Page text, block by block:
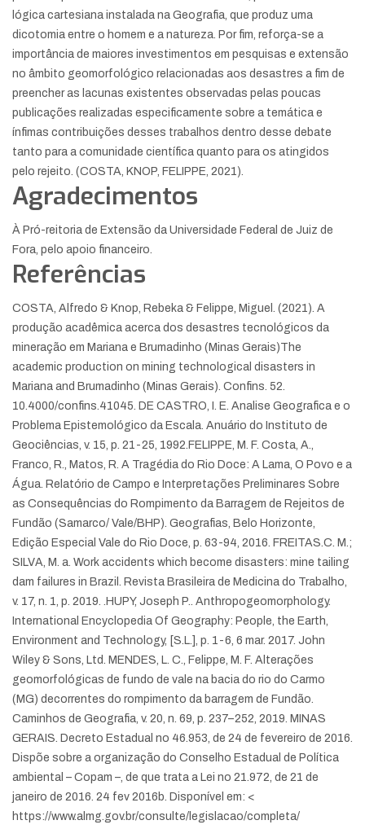
lógica cartesiana instalada na Geografia, que produz uma
dicotomia entre o homem e a natureza. Por fim, reforça-se a
importância de maiores investimentos em pesquisas e extensão
no âmbito geomorfológico relacionadas aos desastres a fim de
preencher as lacunas existentes observadas pelas poucas
publicações realizadas especificamente sobre a temática e
ínfimas contribuições desses trabalhos dentro desse debate
tanto para a comunidade científica quanto para os atingidos
pelo rejeito. (COSTA, KNOP, FELIPPE, 2021).
Agradecimentos
À Pró-reitoria de Extensão da Universidade Federal de Juiz de
Fora, pelo apoio financeiro.
Referências
COSTA, Alfredo & Knop, Rebeka & Felippe, Miguel. (2021). A
produção acadêmica acerca dos desastres tecnológicos da
mineração em Mariana e Brumadinho (Minas Gerais)The
academic production on mining technological disasters in
Mariana and Brumadinho (Minas Gerais). Confins. 52.
10.4000/confins.41045. DE CASTRO, I. E. Analise Geografica e o
Problema Epistemológico da Escala. Anuário do Instituto de
Geociências, v. 15, p. 21-25, 1992. FELIPPE, M. F. Costa, A.,
Franco, R., Matos, R. A Tragédia do Rio Doce: A Lama, O Povo e a
Água. Relatório de Campo e Interpretações Preliminares Sobre
as Consequências do Rompimento da Barragem de Rejeitos de
Fundão (Samarco/ Vale/BHP). Geografias, Belo Horizonte,
Edição Especial Vale do Rio Doce, p. 63-94, 2016. FREITAS.C. M.;
SILVA, M. a. Work accidents which become disasters: mine tailing
dam failures in Brazil. Revista Brasileira de Medicina do Trabalho,
v. 17, n. 1, p. 2019. . HUPY, Joseph P.. Anthropogeomorphology.
International Encyclopedia Of Geography: People, the Earth,
Environment and Technology, [S.L.], p. 1-6, 6 mar. 2017. John
Wiley & Sons, Ltd. MENDES, L. C., Felippe, M. F. Alterações
geomorfológicas de fundo de vale na bacia do rio do Carmo
(MG) decorrentes do rompimento da barragem de Fundão.
Caminhos de Geografia, v. 20, n. 69, p. 237–252, 2019. MINAS
GERAIS. Decreto Estadual no 46.953, de 24 de fevereiro de 2016.
Dispõe sobre a organização do Conselho Estadual de Política
ambiental – Copam –, de que trata a Lei no 21.972, de 21 de
janeiro de 2016. 24 fev 2016b. Disponível em: <
https://www.almg.gov.br/consulte/legislacao/completa/